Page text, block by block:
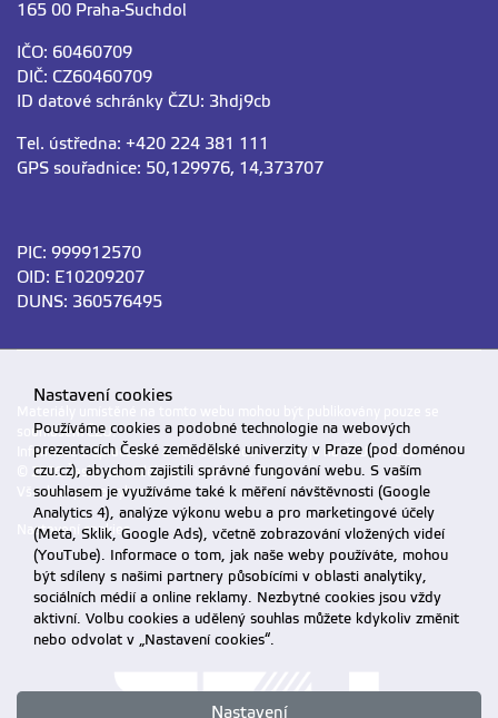
165 00 Praha-Suchdol
IČO: 60460709
DIČ: CZ60460709
ID datové schránky ČZU: 3hdj9cb
Tel. ústředna: +420 224 381 111
GPS souřadnice: 50,129976, 14,373707
PIC: 999912570
OID: E10209207
DUNS: 360576495
souhlasem ČZU.
Informace o zpracování a ochraně osobních údajů na ČZU v Praze.
© 2026 Česká zemědělská univerzita v Praze
Všechna práva vyhrazena
Nastavení cookies
Nastavení cookies
Používáme cookies a podobné technologie na webových
prezentacích České zemědělské univerzity v Praze (pod doménou
czu.cz), abychom zajistili správné fungování webu. S vaším
souhlasem je využíváme také k měření návštěvnosti (Google
Analytics 4), analýze výkonu webu a pro marketingové účely
(Meta, Sklik, Google Ads), včetně zobrazování vložených videí
(YouTube). Informace o tom, jak naše weby používáte, mohou
být sdíleny s našimi partnery působícími v oblasti analytiky,
sociálních médií a online reklamy. Nezbytné cookies jsou vždy
aktivní. Volbu cookies a udělený souhlas můžete kdykoliv změnit
nebo odvolat v „Nastavení cookies“.
Nastavení